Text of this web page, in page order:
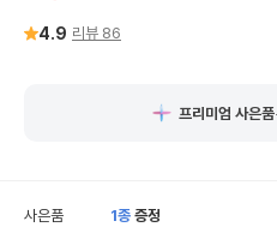
4.9 리뷰 86
프리미엄 사은품
사은품 1종 증정